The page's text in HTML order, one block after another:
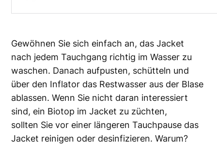
Gewöhnen Sie sich einfach an, das Jacket
nach jedem Tauchgang richtig im Wasser zu
waschen. Danach aufpusten, schütteln und
über den Inflator das Restwasser aus der Blase
ablassen. Wenn Sie nicht daran interessiert
sind, ein Biotop im Jacket zu züchten,
sollten Sie vor einer längeren Tauchpause das
Jacket reinigen oder desinfizieren. Warum?